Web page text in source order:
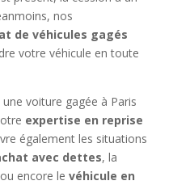
nos
de véhicules gagés
votre véhicule en toute
voiture gagée à Paris
expertise en reprise
également les situations
avec dettes, la
ou encore le véhicule en